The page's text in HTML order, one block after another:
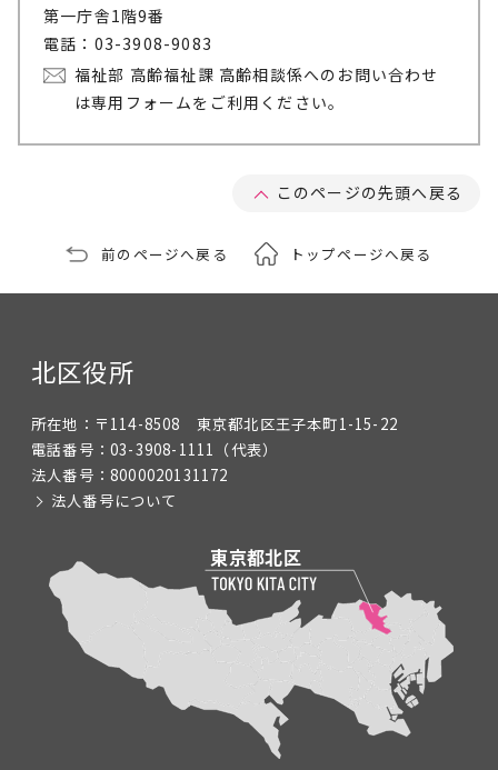
第一庁舎1階9番
電話：03-3908-9083
福祉部 高齢福祉課 高齢相談係へのお問い合わせ
は専用フォームをご利用ください。
このページの先頭へ戻る
前のページへ戻る トップページへ戻る
北区役所
所在地： 〒114-8508 東京都北区王子本町1-15-22
電話番号： 03-3908-1111 （代表）
法人番号： 8000020131172
法人番号について